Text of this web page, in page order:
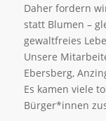
Daher fordern
statt Blumen –
gewaltfreies
Unsere
Ebersberg,
Es kamen viele
Bürger*innen